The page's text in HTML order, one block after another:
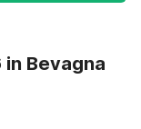
Bevagna